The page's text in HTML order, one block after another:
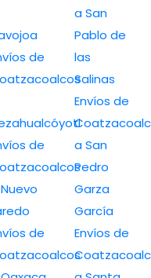
de
de
de
a San
Pablo de
las
Salinas
Envíos de
a San
Pedro
Garza
García
Envíos de